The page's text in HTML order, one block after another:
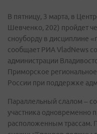
В пятницу, 3 марта, в
Шевченко, 202) пройдет
сноуборду в дисциплине
сообщает РИА VladNews
администрации
Приморское
России при поддержке
Параллельный слалом –
участника одновременно
расположенным трассам.